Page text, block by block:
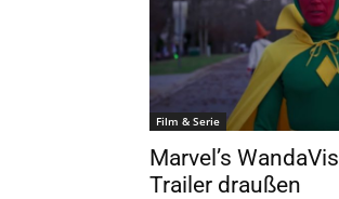
Film & Serie
Marvel’s
Trailer draußen